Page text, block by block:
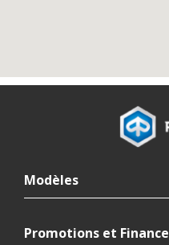
Modèles
Promotions et